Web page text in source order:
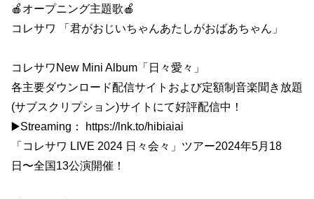
🍎オープニング主題歌🍎
コレサワ 「君がおじいちゃんあたしがおばあちゃん」
コレサワNew Mini Album「日々愛々」
各主要ダウンロード配信サイトおよび定額制音楽聞き放題
(サブスクリプション)サイトにて好評配信中！
▶️Streaming： https://lnk.to/hibiaiai
「コレサワ LIVE 2024 日々会々」ツアー2024年5月18
日〜全国13公演開催！